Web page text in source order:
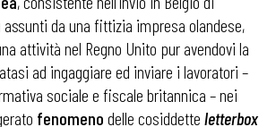
da una fittizia impresa olandese,
attività nel Regno Unito pur avendovi la
ad ingaggiare ed inviare i lavoratori –
sociale e fiscale britannica – nei
fenomeno delle cosiddette letterbox